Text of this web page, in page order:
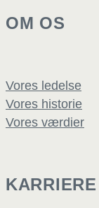
OM OS
Vores ledelse
Vores historie
Vores værdier
KARRIERE